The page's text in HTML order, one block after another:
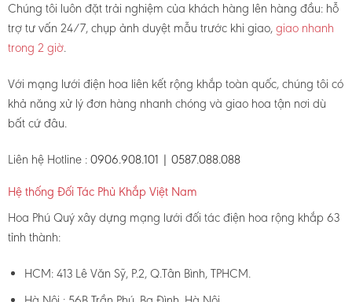
Chúng tôi luôn đặt trải nghiệm của khách hàng lên hàng đầu: hỗ
trợ tư vấn 24/7, chụp ảnh duyệt mẫu trước khi giao,giao nhanh
trong 2 giờ.
Với mạng lưới điện hoa liên kết rộng khắp toàn quốc, chúng tôi có
khả năng xử lý đơn hàng nhanh chóng và giao hoa tận nơi dù
bất cứ đâu.
Liên hệ Hotline : 0906.908.101 | 0587.088.088
Hệ thống Đối Tác Phủ Khắp Việt Nam
Hoa Phú Quý xây dựng mạng lưới đối tác điện hoa rộng khắp 63
tỉnh thành:
HCM: 413 Lê Văn Sỹ, P.2, Q.Tân Bình, TPHCM.